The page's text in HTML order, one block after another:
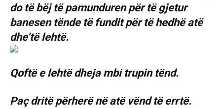
do të bëj të pamunduren për të gjetur
banesen tënde të fundit për të hedhë atë
dhe’të lehtë.
Qoftë e lehtë dheja mbi trupin tënd.
Paç dritë përherë në atë vënd të errtë.